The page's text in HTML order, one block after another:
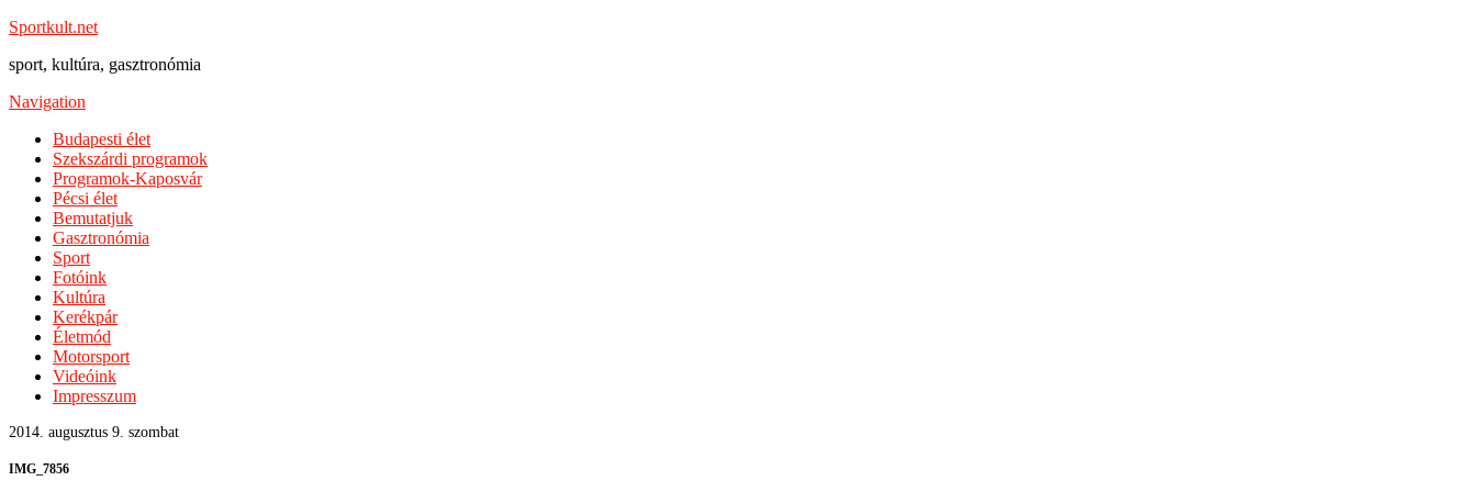
Sportkult.net
sport, kultúra, gasztronómia
Navigation
Budapesti élet
Szekszárdi programok
Programok-Kaposvár
Pécsi élet
Bemutatjuk
Gasztronómia
Sport
Fotóink
Kultúra
Kerékpár
Életmód
Motorsport
Videóink
Impresszum
2014. augusztus 9. szombat
IMG_7856